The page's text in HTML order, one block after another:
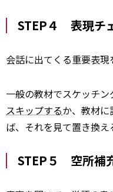
STEP４ 表現チ
会話に出てくる重要表現
一般の教材でスケッチ
スキップするか、教材
ば、それを見て置き換え
STEP５ 空所補